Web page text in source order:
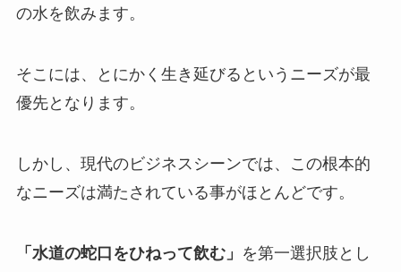
の水を飲みます。
そこには、とにかく生き延びるというニーズが最
優先となります。
しかし、現代のビジネスシーンでは、この根本的
なニーズは満たされている事がほとんどです。
「水道の蛇口をひねって飲む」 を第一選択肢とし